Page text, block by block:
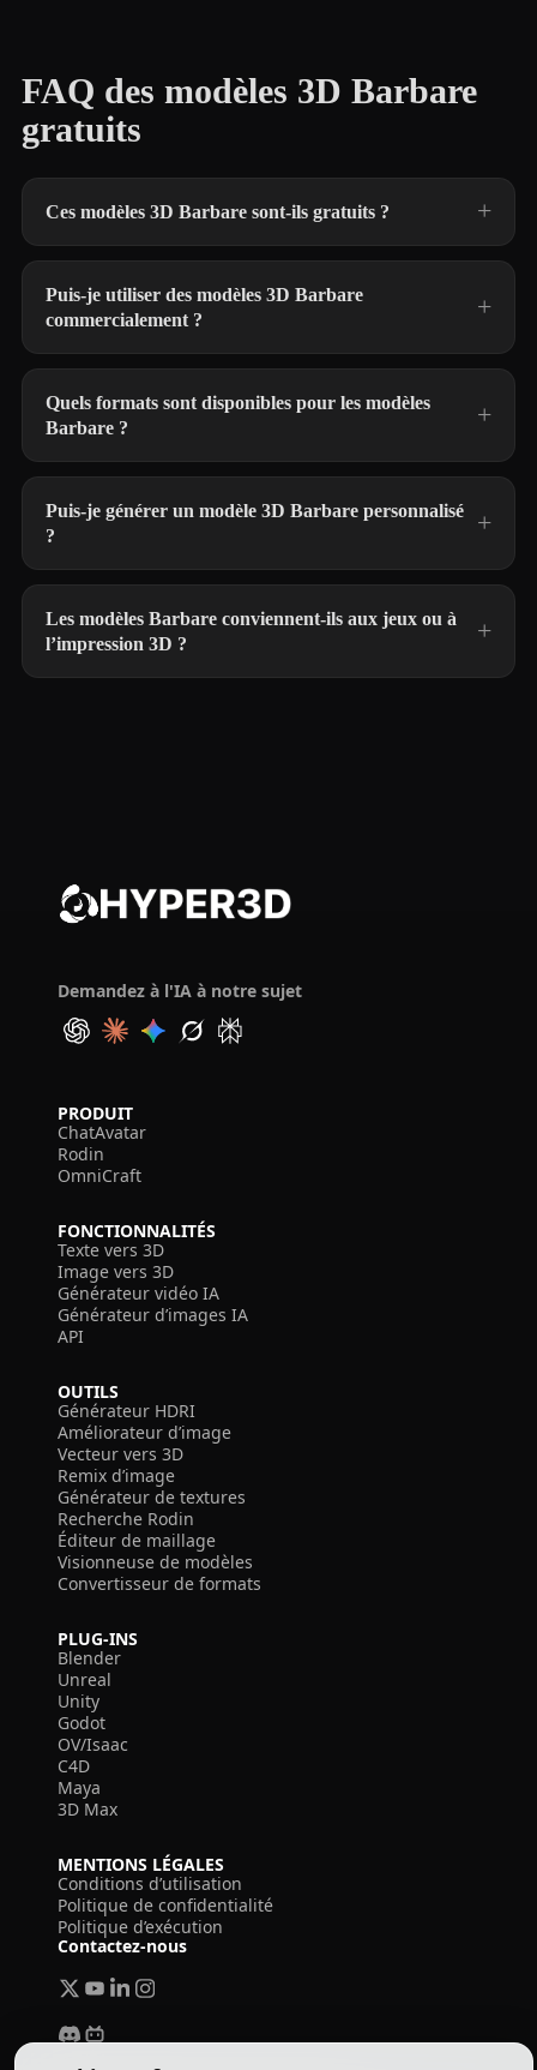
FAQ des modèles 3D Barbare
gratuits
Ces modèles 3D Barbare sont-ils gratuits ?
Puis-je utiliser des modèles 3D Barbare
commercialement ?
Quels formats sont disponibles pour les modèles
Barbare ?
Puis-je générer un modèle 3D Barbare personnalisé
?
Les modèles Barbare conviennent-ils aux jeux ou à
l’impression 3D ?
Demandez à l'IA à notre sujet
PRODUIT
ChatAvatar
Rodin
OmniCraft
FONCTIONNALITÉS
Texte vers 3D
Image vers 3D
Générateur vidéo IA
Générateur d’images IA
API
OUTILS
Générateur HDRI
Améliorateur d’image
Vecteur vers 3D
Remix d’image
Générateur de textures
Recherche Rodin
Éditeur de maillage
Visionneuse de modèles
Convertisseur de formats
PLUG-INS
Blender
Unreal
Unity
Godot
OV/Isaac
C4D
Maya
3D Max
MENTIONS LÉGALES
Conditions d’utilisation
Politique de confidentialité
Politique d’exécution
Contactez-nous